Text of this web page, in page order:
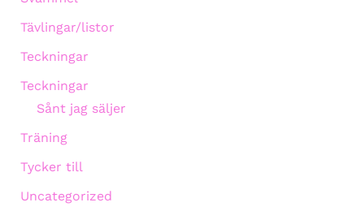
Tävlingar/listor
Teckningar
Teckningar
Sånt jag säljer
Träning
Tycker till
Uncategorized